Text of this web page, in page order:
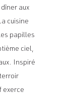
aux
cuisine
papilles
ciel,
Inspiré
exerce